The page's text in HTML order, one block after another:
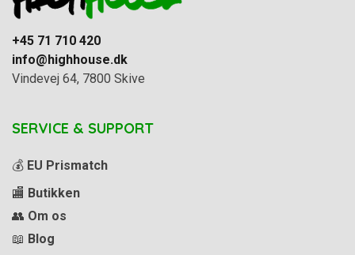
+45 71 710 420
info@highhouse.dk
Vindevej 64, 7800 Skive
SERVICE & SUPPORT
💰 EU Prismatch
🏬 Butikken
👥 Om os
📖 Blog